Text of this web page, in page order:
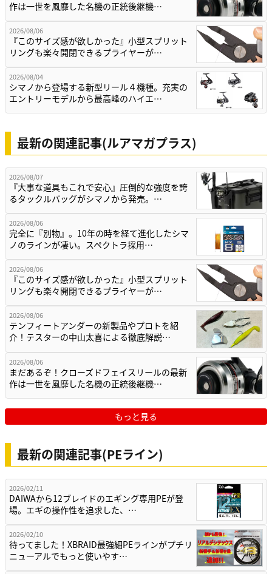
作は一世を風靡した名機の正統後継機…
2026/08/06
『このサイズ感が欲しかった』小型スプリット
リングも楽々開閉できるプライヤーが…
2026/08/04
シマノから登場する新型リール４機種。充実の
エントリーモデルから最高峰のハイエ…
最新の関連記事(ルアマガプラス)
2026/08/07
『大事な道具もこれで安心』圧倒的な強度を誇
るタックルバッグがシマノから発売。…
2026/08/06
完全に『別物』。10年の時を経て進化したシマ
ノのラインが凄い。スペクトラ採用…
2026/08/06
『このサイズ感が欲しかった』小型スプリット
リングも楽々開閉できるプライヤーが…
2026/08/06
テンフィートアンダーの新製品やプロトを紹
介！テスターの中山太喜による徹底解説…
2026/08/06
まだあるぞ！クローズドフェイスリールの最新
作は一世を風靡した名機の正統後継機…
もっと見る
最新の関連記事(PEライン)
2026/02/11
DAIWAから12ブレイドのエギング専用PEが登
場。エギの操作性を追求した、…
2026/02/10
待ってました！XBRAID最強細PEラインがプチリ
ニューアルでもっと使いやす…